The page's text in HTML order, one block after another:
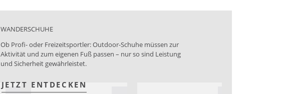
WANDERSCHUHE
Ob Profi- oder Freizeitsportler: Outdoor-Schuhe müssen zur
Aktivität und zum eigenen Fuß passen – nur so sind Leistung
und Sicherheit gewährleistet.
JETZT ENTDECKEN